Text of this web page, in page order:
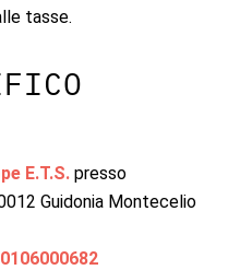
tasse.
E.T.S.presso
Guidonia Montecelio